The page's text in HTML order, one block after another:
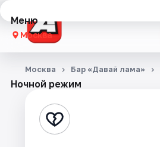
Меню
Москва
Концерты
Стендап
Ночной режим
Москва Бар «Давай лама»